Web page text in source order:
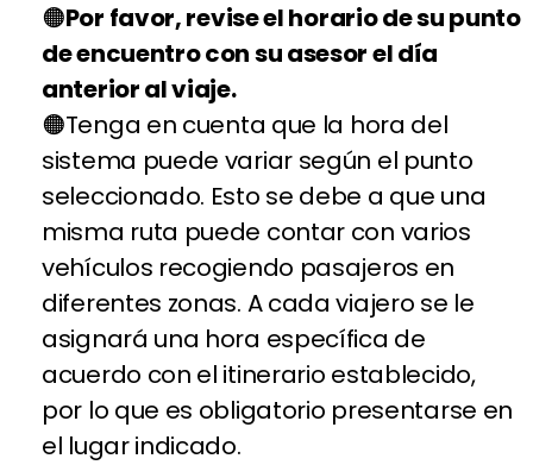
Por favor, revise el horario de su punto
de encuentro con su asesor el día
anterior al viaje.
Tenga en cuenta que la hora del
sistema puede variar según el punto
seleccionado. Esto se debe a que una
misma ruta puede contar con varios
vehículos recogiendo pasajeros en
diferentes zonas. A cada viajero se le
asignará una hora específica de
acuerdo con el itinerario establecido,
por lo que es obligatorio presentarse en
el lugar indicado.